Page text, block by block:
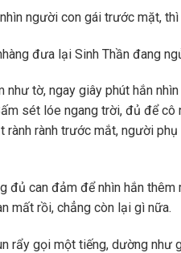
người con gái trước mặt, thì
đưa lại Sinh Thần đang
như tờ, ngay giây phút hắn
sét lóe ngang trời, đủ để
rành rành trước mắt, người
đủ can đảm để nhìn hắn
mất rồi, chẳng còn lại gì nữa.
rẩy gọi một tiếng, dường